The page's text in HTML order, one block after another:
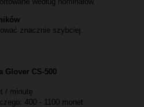
znacznie szybciej.
Glover CS-500
/ minutę
400 - 1100 monet